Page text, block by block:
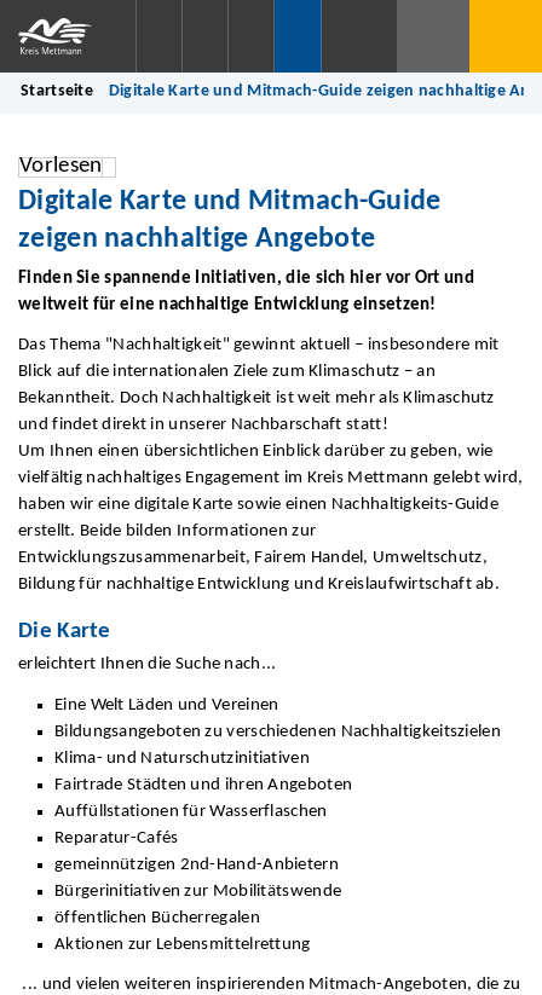
Startseite Digitale Karte und Mitmach-Guide zeigen nachhaltige
Vorlesen
Digitale Karte und Mitmach-Guide
zeigen nachhaltige Angebote
Finden Sie spannende Initiativen, die sich hier vor Ort und
weltweit für eine nachhaltige Entwicklung einsetzen!
Das Thema "Nachhaltigkeit" gewinnt aktuell – insbesondere mit
Blick auf die internationalen Ziele zum Klimaschutz – an
Bekanntheit. Doch Nachhaltigkeit ist weit mehr als Klimaschutz
und findet direkt in unserer Nachbarschaft statt!
Um Ihnen einen übersichtlichen Einblick darüber zu geben, wie
vielfältig nachhaltiges Engagement im Kreis Mettmann gelebt wird,
haben wir eine digitale Karte sowie einen Nachhaltigkeits-Guide
erstellt. Beide bilden Informationen zur
Entwicklungszusammenarbeit, Fairem Handel, Umweltschutz,
Bildung für nachhaltige Entwicklung und Kreislaufwirtschaft ab.
Die Karte
erleichtert Ihnen die Suche nach...
Eine Welt Läden und Vereinen
Bildungsangeboten zu verschiedenen Nachhaltigkeitszielen
Klima- und Naturschutzinitiativen
Fairtrade Städten und ihren Angeboten
Auffüllstationen für Wasserflaschen
Reparatur-Cafés
gemeinnützigen 2nd-Hand-Anbietern
Bürgerinitiativen zur Mobilitätswende
öffentlichen Bücherregalen
Aktionen zur Lebensmittelrettung
... und vielen weiteren inspirierenden Mitmach-Angeboten, die zu